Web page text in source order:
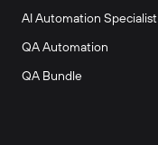
AI Automation Specialist
QA Automation
QA Bundle